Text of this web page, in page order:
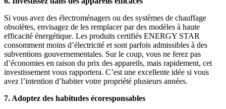
Si vous avez des électroménagers ou des systèmes de chauffage
obsolètes, envisagez de les remplacer par des modèles à haute
efficacité énergétique. Les produits certifiés ENERGY STAR
consomment moins d’électricité et sont parfois admissibles à des
subventions gouvernementales. Sur le coup, vous ne ferez pas
d’économies en raison du prix des appareils, mais rapidement, cet
investissement vous rapportera. C’est une excellente idée si vous
avez l’intention d’habiter votre propriété plusieurs années.
7. Adoptez des habitudes écoresponsables